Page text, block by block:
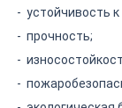
устойчивость
прочность;